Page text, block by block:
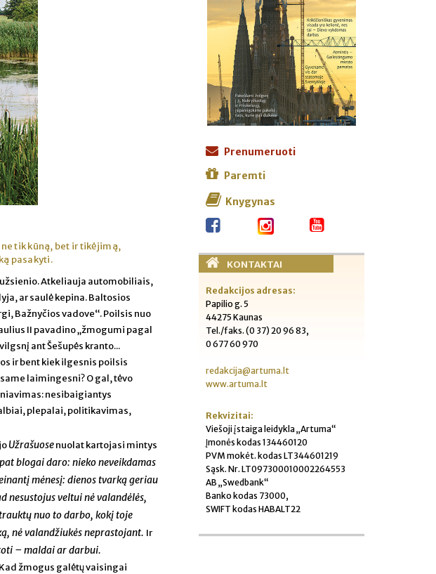
tik kūną, bet ir tikėjimą,
pasakyti.
Atkeliauja automobiliais,
ar saulė kepina. Baltosios
Bažnyčios vadove“. Poilsis nuo
II pavadino „žmogumi pagal
ant Šešupės kranto...
ir bent kiek ilgesnis poilsis
laimingesni? O gal, tėvo
nesibaigiantys
plepalai, politikavimas,
Užrašuosenuolat kartojasi mintys
blogai daro: nieko neveikdamas
mėnesį: dienos tvarką geriau
nesustojus veltui nė valandėlės,
nuo to darbo, kokį toje
nė valandžiukės neprastojant. Ir
– maldai ar darbui.
žmogus galėtų vaisingai
Prenumeruoti
Paremti
Knygynas
KONTAKTAI
Redakcijos adresas:
Papilio g. 5
44275 Kaunas
Tel./faks. (0 37) 20 96 83,
0 677 60 970
redakcija@artuma.lt
www.artuma.lt
Rekvizitai:
Viešoji įstaiga leidykla „Artuma“
Įmonės kodas 134460120
PVM mokėt. kodas LT344601219
Sąsk. Nr. LT097300010002264553
AB „Swedbank“
Banko kodas 73000,
SWIFT kodas HABALT22